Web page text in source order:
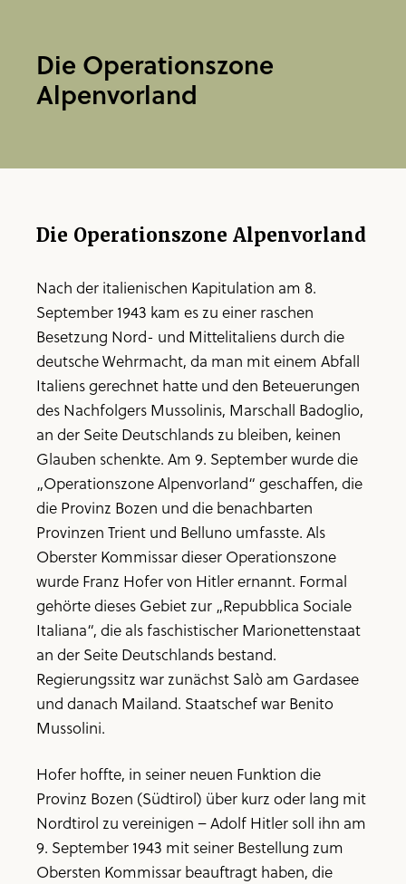
Die Operationszone
Alpenvorland
Die Operationszone Alpenvorland
Nach der italienischen Kapitulation am 8.
September 1943 kam es zu einer raschen
Besetzung Nord- und Mittelitaliens durch die
deutsche Wehrmacht, da man mit einem Abfall
Italiens gerechnet hatte und den Beteuerungen
des Nachfolgers Mussolinis, Marschall Badoglio,
an der Seite Deutschlands zu bleiben, keinen
Glauben schenkte. Am 9. September wurde die
„Operationszone Alpenvorland“ geschaffen, die
die Provinz Bozen und die benachbarten
Provinzen Trient und Belluno umfasste. Als
Oberster Kommissar dieser Operationszone
wurde Franz Hofer von Hitler ernannt. Formal
gehörte dieses Gebiet zur „Repubblica Sociale
Italiana“, die als faschistischer Marionettenstaat
an der Seite Deutschlands bestand.
Regierungssitz war zunächst Salò am Gardasee
und danach Mailand. Staatschef war Benito
Mussolini.
Hofer hoffte, in seiner neuen Funktion die
Provinz Bozen (Südtirol) über kurz oder lang mit
Nordtirol zu vereinigen – Adolf Hitler soll ihn am
9. September 1943 mit seiner Bestellung zum
Obersten Kommissar beauftragt haben, die